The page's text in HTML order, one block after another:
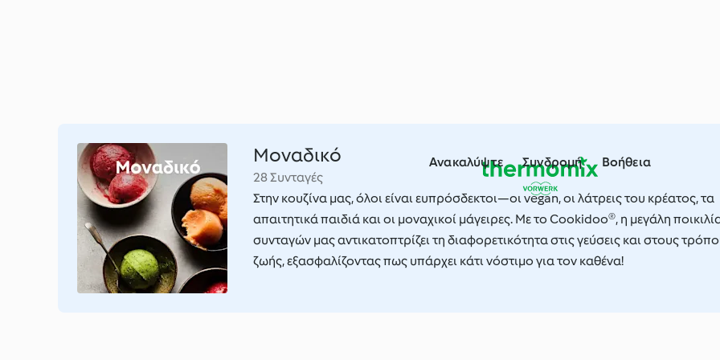
Ανακαλύψτε Συνδρομή Βοήθεια
Μοναδικό
28 Συνταγές
Στην κουζίνα μας, όλοι είναι ευπρόσδεκτοι—οι vegan, οι λάτρεις του κρέατος, τα
απαιτητικά παιδιά και οι μοναχικοί μάγειρες. Με το Cookidoo®, η μεγάλη
συνταγών μας αντικατοπτρίζει τη διαφορετικότητα στις γεύσεις και στους
ζωής, εξασφαλίζοντας πως υπάρχει κάτι νόστιμο για τον καθένα!